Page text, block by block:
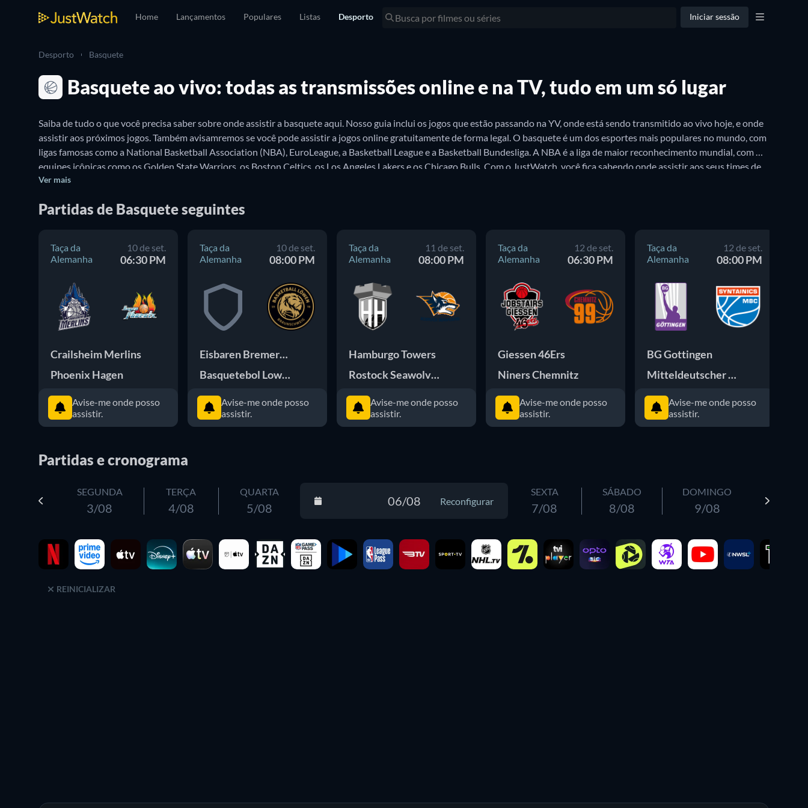
Home Lançamentos Populares Listas Desporto Iniciar sessão
Desporto Basquete
Basquete ao vivo: todas as transmissões online e na TV, tudo em um só lugar
Saiba de tudo o que você precisa saber sobre onde assistir a basquete aqui. Nosso guia inclui os jogos que estão passando na YV, onde está sendo transmitido ao vivo hoje, e onde
assistir aos próximos jogos. Também avisamremos se você pode assistir a jogos online gratuitamente de forma legal. O basquete é um dos esportes mais populares no mundo, com
ligas famosas como a National Basketball Association (NBA), EuroLeague, a Basketball League e a Basketball Bundesliga. A NBA é a liga de maior reconhecimento mundial, com
equipes icônicas como os Golden State Warriors, os Boston Celtics, os Los Angeles Lakers e os Chicago Bulls. Com o JustWatch, você fica sabendo onde assistir aos seus times de
basquete e competições favoritos – para nunca perder um único jogo.
Ver mais
Partidas de Basquete seguintes
Taça da
Alemanha
10 de set.
06:30 PM
Crailsheim Merlins
Phoenix Hagen
Avise-me onde posso
assistir.
Taça da
Alemanha
10 de set.
08:00 PM
Eisbaren Bremerhaven
Basquetebol Lowen Braunschweig
Avise-me onde posso
assistir.
Taça da
Alemanha
11 de set.
08:00 PM
Hamburgo Towers
Rostock Seawolves
Avise-me onde posso
assistir.
Taça da
Alemanha
12 de set.
06:30 PM
Giessen 46Ers
Niners Chemnitz
Avise-me onde posso
assistir.
Taça da
Alemanha
12 de set.
08:00 PM
BG Gottingen
Mitteldeutscher BC
Avise-me onde posso
assistir.
Partidas e cronograma
QUARTA
5/08
TERÇA
4/08
SEGUNDA
3/08 06/08 Reconfigurar
SEXTA
7/08
SÁBADO
8/08
DOMINGO
9/08
REINICIALIZAR